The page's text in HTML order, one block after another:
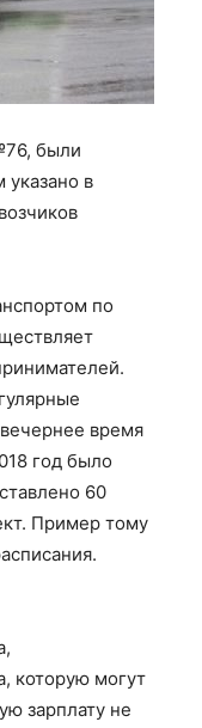
были
в
по
время
год было
60
Пример тому
которую могут
зарплату не